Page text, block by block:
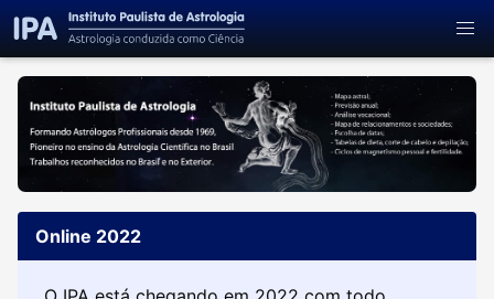
Online 2022